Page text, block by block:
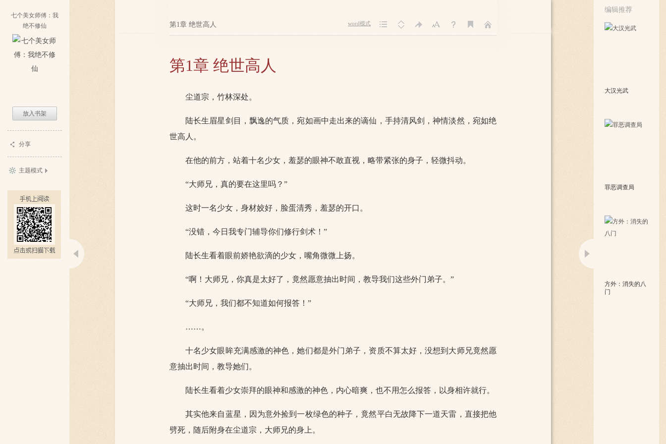
七个美女师傅：我
绝不修仙
放入书架
分享
主题模式
第1章 绝世高人 word模式
第1章 绝世高人
尘道宗，竹林深处。
陆长生眉星剑目，飘逸的气质，宛如画中走出来的谪仙，手持清风剑，神情淡然，宛如绝
世高人。
在他的前方，站着十名少女，羞瑟的眼神不敢直视，略带紧张的身子，轻微抖动。
“大师兄，真的要在这里吗？”
这时一名少女，身材姣好，脸蛋清秀，羞瑟的开口。
“没错，今日我专门辅导你们修行剑术！”
陆长生看着眼前娇艳欲滴的少女，嘴角微微上扬。
“啊！大师兄，你真是太好了，竟然愿意抽出时间，教导我们这些外门弟子。”
“大师兄，我们都不知道如何报答！”
……。
十名少女眼眸充满感激的神色，她们都是外门弟子，资质不算太好，没想到大师兄竟然愿
意抽出时间，教导她们。
陆长生看着少女崇拜的眼神和感激的神色，内心暗爽，也不用怎么报答，以身相许就行。
其实他来自蓝星，因为意外捡到一枚绿色的种子，竟然平白无故降下一道天雷，直接把他
劈死，随后附身在尘道宗，大师兄的身上。
编辑推荐
大汉光武
罪恶调查局
方外：消失的八
门